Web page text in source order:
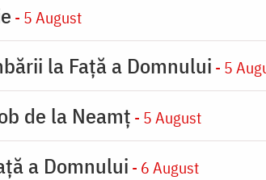
- 5 August
la Faţă a Domnului - 5
de la Neamț - 5 August
a Domnului - 6 August